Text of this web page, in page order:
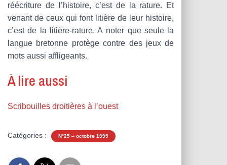
réécriture de l’histoire, c’est de la rature. Et
venant de ceux qui font litière de leur histoire,
c’est de la litière-rature. A noter que seule la
langue bretonne protège contre des jeux de
mots aussi affligeants.
À lire aussi
Scribouilles droitières à l’ouest
Catégories : N°25 – octobre 1999